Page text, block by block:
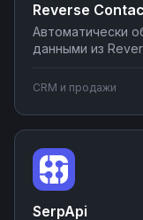
Reverse
Автоматически
данными из
создавайте
автоматический
без
CRM и продажи
SerpApi